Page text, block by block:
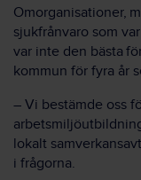
Omorganisationer,
sjukfrånvaro som
var inte den bästa
kommun för fyra år
– Vi bestämde oss
lokalt
i frågorna.